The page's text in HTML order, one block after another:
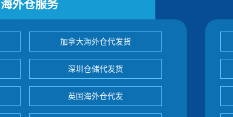
海外仓服务
加拿大海外仓代发货
深圳仓储代发货
英国海外仓代发